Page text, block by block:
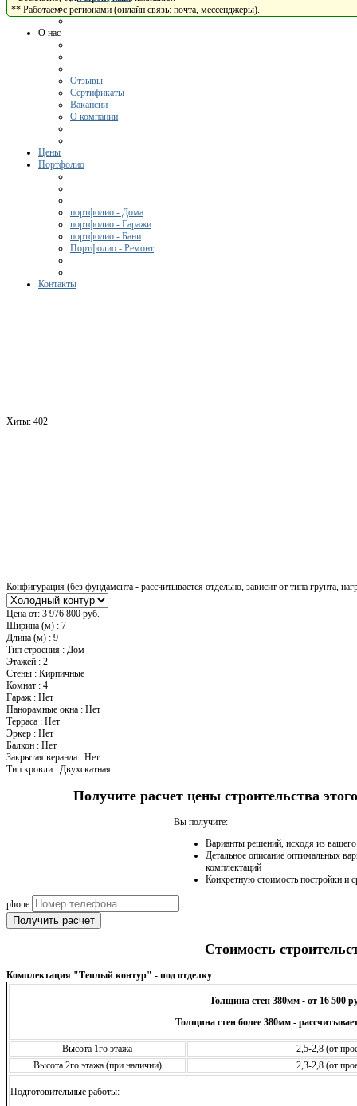
О нас
Отзывы
Сертификаты
Вакансии
О компании
Цены
Портфолио
портфолио - Дома
портфолио - Гаражи
портфолио - Бани
Портфолио - Ремонт
Контакты
** Работаем с регионами (онлайн связь: почта, мессенджеры).
Хиты: 402
Конфигурация (без фундамента - рассчитывается отдельно, зависит от типа грунта,
Цена от: 3 976 800 руб.
Ширина (м) : 7
Длина (м) : 9
Тип строения : Дом
Этажей : 2
Стены : Кирпичные
Комнат : 4
Гараж: Нет
Панорамные окна : Нет
Терраса : Нет
Эркер : Нет
Балкон : Нет
Закрытая веранда : Нет
Тип кровли : Двухскатная
Получите расчет цены строительства
Вы получите:
Варианты решений, исходя из
Детальное описание оптимальных
комплектаций
Конкретную стоимость постройки и
phone
Получить расчет
Стоимость
Комплектация "Теплый контур" - под отделку
Толщина стен 380мм - от 16 500
Толщина стен более 380мм -
Высота 1го этажа
2,5-2,8 (от
Высота 2го этажа (при наличии)
2,3-2,8 (от
Подготовительные работы: